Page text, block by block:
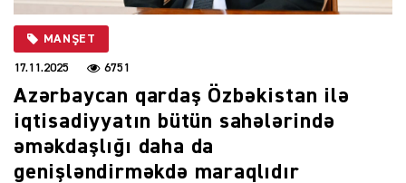
MANŞET
17.11.2025 6751
Azərbaycan qardaş Özbəkistan ilə
iqtisadiyyatın bütün sahələrində
əməkdaşlığı daha da
genişləndirməkdə maraqlıdır